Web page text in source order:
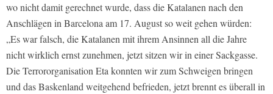
wo nicht damit gerechnet wurde, dass die Katalanen nach den
Anschlägen in Barcelona am 17. August so weit gehen würden:
„Es war falsch, die Katalanen mit ihrem Ansinnen all die Jahre
nicht wirklich ernst zunehmen, jetzt sitzen wir in einer Sackgasse.
Die Terrororganisation Eta konnten wir zum Schweigen bringen
und das Baskenland weitgehend befrieden, jetzt brennt es überall in